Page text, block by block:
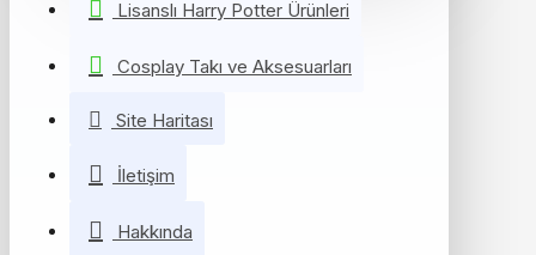
Lisanslı Harry Potter Ürünleri
Cosplay Takı ve Aksesuarları
Site Haritası
İletişim
Hakkında